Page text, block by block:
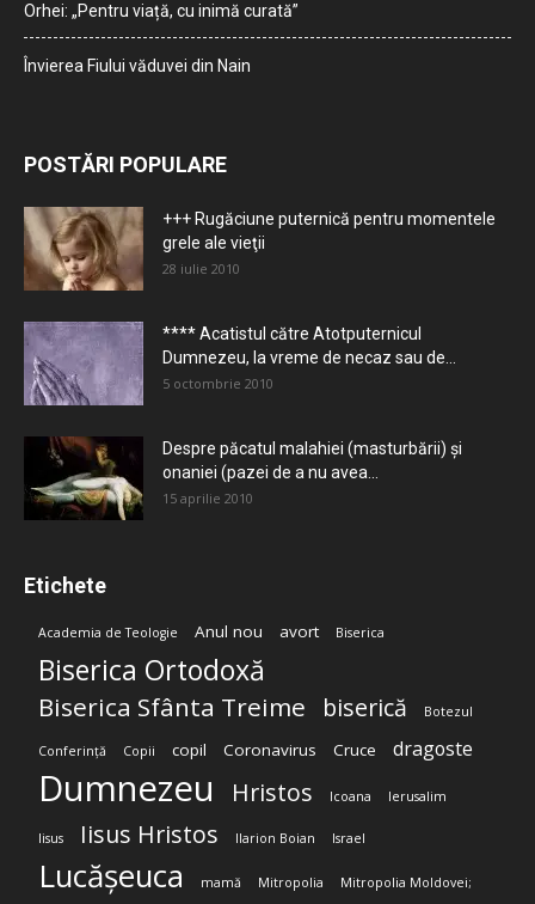
Orhei: „Pentru viață, cu inimă curată”
Învierea Fiului văduvei din Nain
POSTĂRI POPULARE
+++ Rugăciune puternică pentru momentele
grele ale vieţii
28 iulie 2010
**** Acatistul către Atotputernicul
Dumnezeu, la vreme de necaz sau de...
5 octombrie 2010
Despre păcatul malahiei (masturbării) şi
onaniei (pazei de a nu avea...
15 aprilie 2010
Etichete
Academia de Teologie Anul nou avort Biserica
Biserica Ortodoxă
Biserica Sfânta Treime biserică Botezul
Conferință Copii copil Coronavirus Cruce dragoste
Dumnezeu Hristos Icoana Ierusalim
Iisus Iisus Hristos Ilarion Boian Israel
Lucășeuca mamă Mitropolia Mitropolia Moldovei;